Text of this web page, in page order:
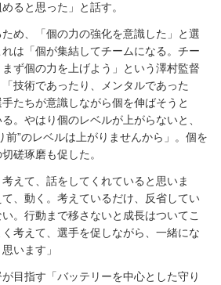
ると思った」と話す。
め、「個の力の強化を意識した」と選
は「個が集結してチームになる。チー
ず個の力を上げよう」という澤村監督
技術であったり、メンタルであった
たちが意識しながら個を伸ばそうと
。やはり個のレベルが上がらないと、
前”のレベルは上がりませんから」。個を
磋琢磨も促した。
考えて、話をしてくれていると思いま
、動く。考えているだけ、反省してい
。行動まで移さないと成長はついてこ
考えて、選手を促しながら、一緒にな
います」
目指す「バッテリーを中心とした守り